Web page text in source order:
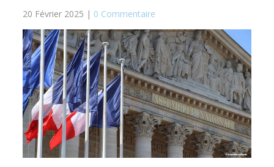
20 Février 2025 | 0 Commentaire